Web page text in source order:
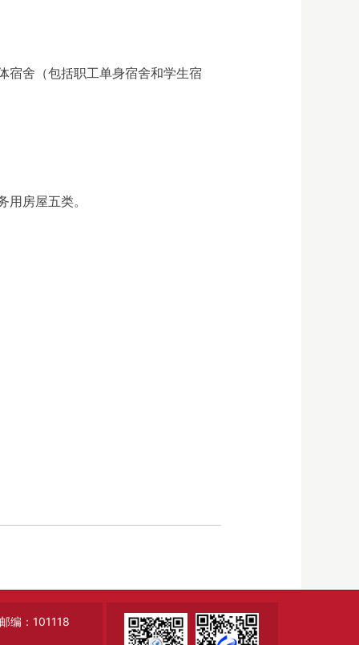
宿舍（包括职工单身宿舍和学生宿
房屋五类。
编：101118